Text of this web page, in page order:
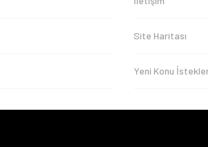
Site Haritası
Yeni Konu